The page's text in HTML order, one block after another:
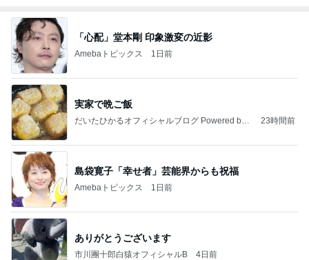
「心配」堂本剛 印象激変の近影
Amebaトピックス 1日前
実家で晩ご飯
だいたひかるオフィシャルブログ Powered by
23時間前
島袋寛子「幸せ者」芸能界からも祝福
Amebaトピックス 1日前
ありがとうございます
市川團十郎白猿オフィシャルB 4日前